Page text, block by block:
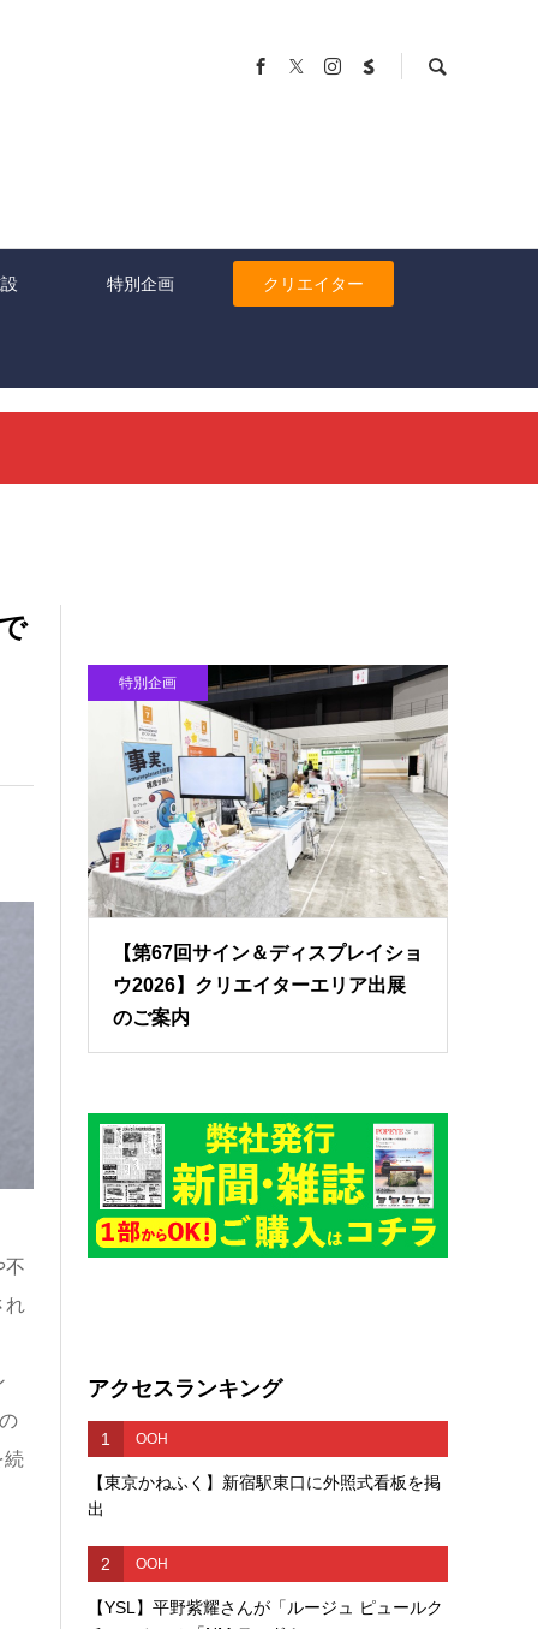
特別企画 クリエイター
不
れ
続
特別企画
【第67回サイン＆ディスプレイショ
ウ2026】クリエイターエリア出展
のご案内
アクセスランキング
1 OOH
【東京かねふく】新宿駅東口に外照式看板を掲
出
2 OOH
【YSL】平野紫耀さんが「ルージュ ピュールク